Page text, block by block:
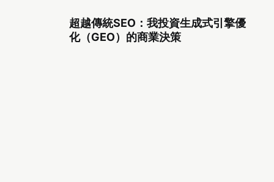
超越傳統SEO：我投資生成式引擎優
化（GEO）的商業決策